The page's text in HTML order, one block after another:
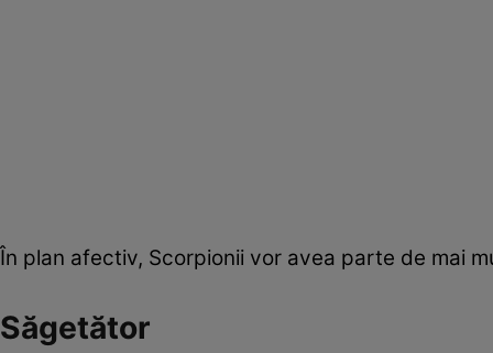
În plan afectiv, Scorpionii vor avea parte de mai
Săgetător